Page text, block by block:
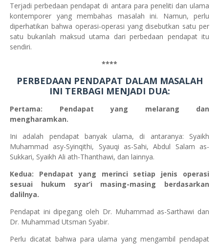
Terjadi perbedaan pendapat di antara para peneliti dan ulama
kontemporer yang membahas masalah ini. Namun, perlu
diperhatikan bahwa operasi-operasi yang disebutkan satu per
satu bukanlah maksud utama dari perbedaan pendapat itu
sendiri.
****
PERBEDAAN PENDAPAT DALAM MASALAH
INI TERBAGI MENJADI DUA:
Pertama: Pendapat yang melarang dan
mengharamkan.
Ini adalah pendapat banyak ulama, di antaranya: Syaikh
Muhammad asy-Syinqithi, Syauqi as-Sahi, Abdul Salam as-
Sukkari, Syaikh Ali ath-Thanthawi, dan lainnya.
Kedua: Pendapat yang merinci setiap jenis operasi
sesuai hukum syar’i masing-masing berdasarkan
dalilnya.
Pendapat ini dipegang oleh Dr. Muhammad as-Sarthawi dan
Dr. Muhammad Utsman Syabir.
Perlu dicatat bahwa para ulama yang mengambil pendapat